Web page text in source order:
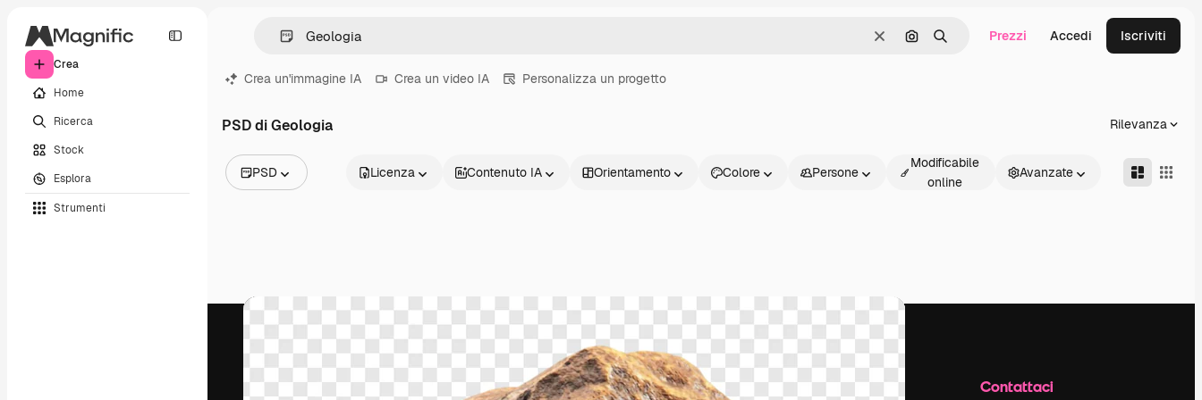
Crea
Home
Ricerca
Stock
Esplora
Strumenti
CancellaCerca per immagine
Ricerca Prezzi Accedi Iscriviti
Crea un'immagine IA Crea un video IA Personalizza un progetto
PSD di Geologia Rilevanza
PSD
Video
Icone
Modelli 3D
Font
Licenza Contenuto IA Orientamento Colore Persone
Modificabile
online
Avanzate
Prodotti Inizia Azienda Contattaci